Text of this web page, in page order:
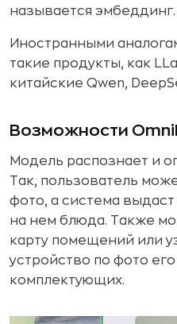
называется эмбеддинг.
Иностранными
такие продукты, как
китайские Qwen,
Возможности
Модель распознает и
Так, пользователь
фото, а система
на нем блюда. Также
карту помещений или
устройство по фото
комплектующих.